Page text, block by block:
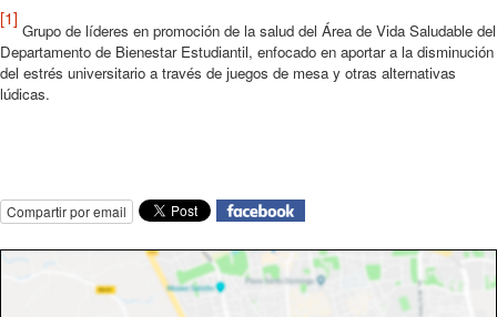
[1]
Grupo de líderes en promoción de la salud del Área de Vida Saludable del
Departamento de Bienestar Estudiantil, enfocado en aportar a la disminución
del estrés universitario a través de juegos de mesa y otras alternativas
lúdicas.
Compartir por email